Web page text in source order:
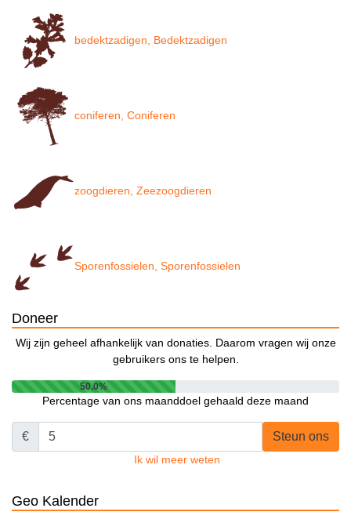
bedektzadigen, Bedektzadigen
coniferen, Coniferen
zoogdieren, Zeezoogdieren
Sporenfossielen, Sporenfossielen
Doneer
Wij zijn geheel afhankelijk van donaties. Daarom vragen wij onze
gebruikers ons te helpen.
50.0%
Percentage van ons maanddoel gehaald deze maand
€ Steun ons
Ik wil meer weten
Geo Kalender